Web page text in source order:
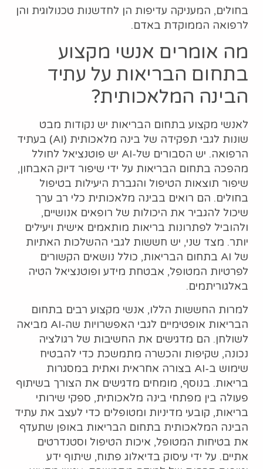
בחולים, המעניקה עדיפות הן לחדשנות טכנולוגית והן
לרפואה הממוקדת באדם.
מה אומרים אנשי מקצוע
בתחום הבריאות על עתיד
הבינה המלאכותית?
לאנשי מקצוע בתחום הבריאות יש נקודות מבט
שונות לגבי תפקידה של בינה מלאכותית (AI) בעתיד
הרפואה. יש הסבורים של-AI יש פוטנציאל לחולל
מהפכה בתחום הבריאות על ידי שיפור דיוק האבחון,
שיפור תוצאות הטיפול והגברת היעילות בטיפול
בחולים. הם רואים בבינה מלאכותית כלי רב ערך
שיכול להגביר את היכולות של רופאים אנושיים,
ולהוביל לפתרונות בריאות מותאמים אישית ויעילים
יותר. מצד שני, יש חששות לגבי ההשלכות האתיות
של AI בתחום הבריאות, כולל נושאים הקשורים
לפרטיות המטופל, אבטחת מידע ופוטנציאל הטיה
באלגוריתמים.
למרות החששות הללו, אנשי מקצוע רבים בתחום
הבריאות אופטימיים לגבי האפשרויות שה-AI מביאה
לשולחן. הם מדגישים את החשיבות של רגולציה
נכונה, שקיפות והכשרה מתמשכת כדי להבטיח
שימוש ב-AI בצורה אחראית ואתית במסגרות
בריאות. בנוסף, מומחים מדגישים את הצורך בשיתוף
פעולה בין מפתחי בינה מלאכותית, ספקי שירותי
בריאות, קובעי מדיניות ומטופלים כדי לעצב את עתיד
הבינה המלאכותית בתחום הבריאות באופן שתעדף
את בטיחות המטופל, איכות הטיפול וסטנדרטים
אתיים. על ידי עיסוק בדיאלוג פתוח, שיתוף ידע